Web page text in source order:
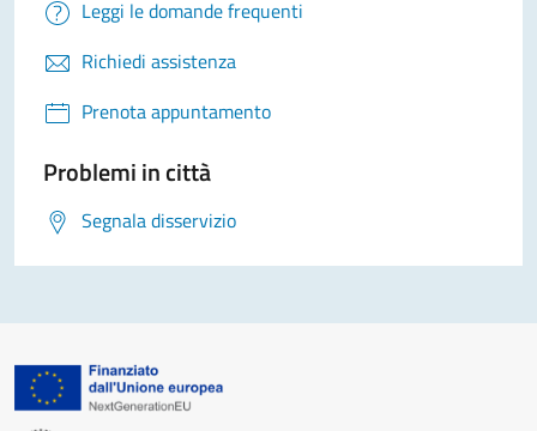
Leggi le domande frequenti
Richiedi assistenza
Prenota appuntamento
Problemi in città
Segnala disservizio